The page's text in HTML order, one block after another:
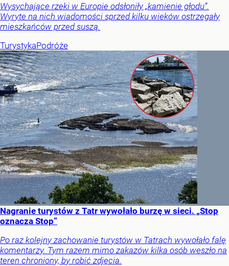
Wysychające rzeki w Europie odsłoniły „kamienie głodu”.
Wyryte na nich wiadomości sprzed kilku wieków ostrzegały
mieszkańców przed suszą.
TurystykaPodróże
Nagranie turystów z Tatr wywołało burzę w sieci. „Stop
oznacza Stop”
Po raz kolejny zachowanie turystów w Tatrach wywołało falę
komentarzy. Tym razem mimo zakazów kilka osób weszło na
teren chroniony, by robić zdjęcia.